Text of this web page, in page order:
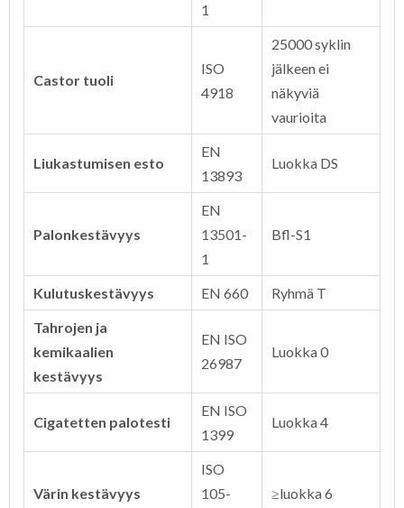
1
Castor tuoli
ISO
4918
25000 syklin
jälkeen ei
näkyviä
vaurioita
Liukastumisen esto
EN
13893
Luokka DS
Palonkestävyys
EN
13501-
1
Bfl-S1
Kulutuskestävyys EN 660
Ryhmä T
Tahrojen ja
kemikaalien
kestävyys
EN ISO
26987
Luokka 0
Cigatetten palotesti
EN ISO
1399
Luokka 4
Värin kestävyys
ISO
105-
≥luokka 6